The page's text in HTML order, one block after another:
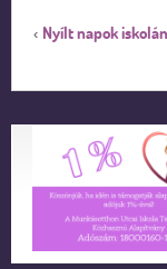
‹ Nyílt napok